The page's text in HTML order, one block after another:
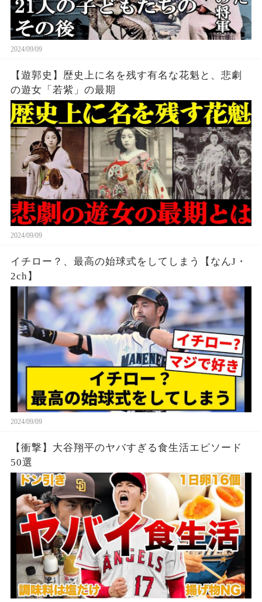
2024/09/09
【遊郭史】歴史上に名を残す有名な花魁と、悲劇
の遊女「若紫」の最期
2024/09/09
イチロー？、最高の始球式をしてしまう【なんJ・
2ch】
2024/09/09
【衝撃】大谷翔平のヤバすぎる食生活エピソード
50選